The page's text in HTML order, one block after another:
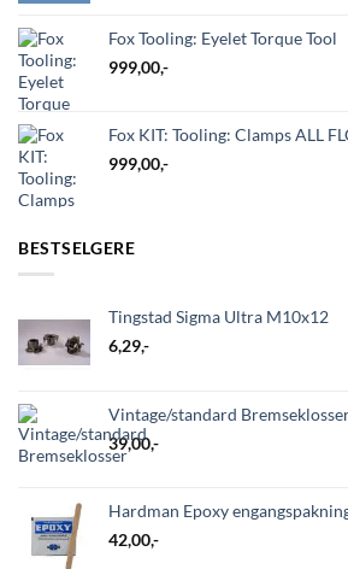
Fox Tooling: Eyelet Torque Tool
999,00,-
Fox KIT: Tooling: Clamps ALL
999,00,-
BESTSELGERE
Tingstad Sigma Ultra M10x12
6,29,-
Vintage/standard
39,00,-
Hardman Epoxy
42,00,-